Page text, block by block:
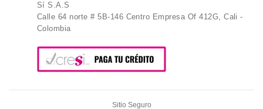
Sí S.A.S
Calle 64 norte # 5B-146 Centro Empresa Of 412G, Cali -
Colombia
Sitio Seguro